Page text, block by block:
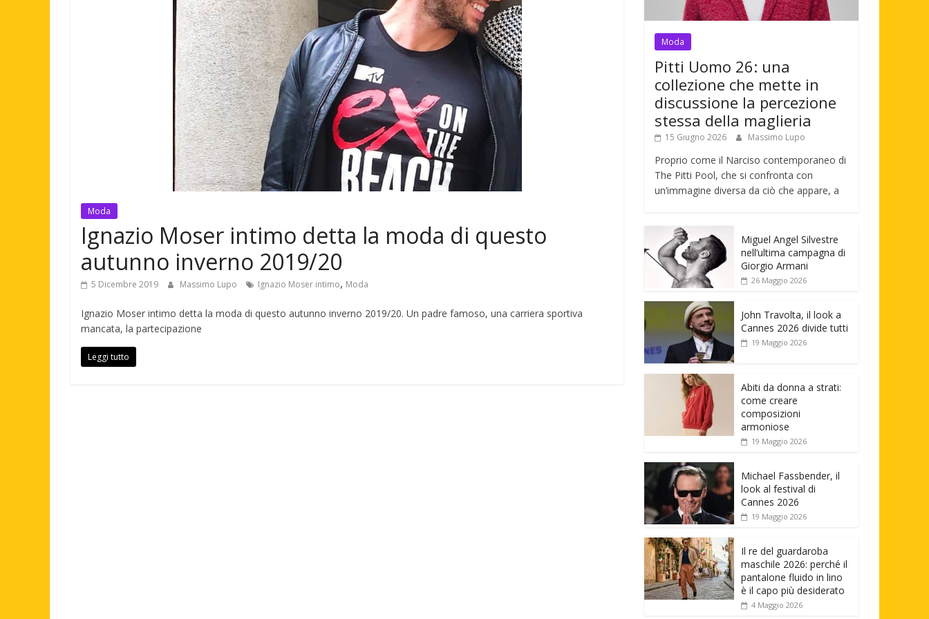
Moda
Ignazio Moser intimo detta la moda di questo
autunno inverno 2019/20
5 Dicembre 2019 Massimo Lupo Ignazio Moser intimo, Moda
Ignazio Moser intimo detta la moda di questo autunno inverno 2019/20. Un padre famoso, una carriera sportiva
mancata, la partecipazione
Leggi tutto
Moda
Pitti Uomo 26: una
collezione che mette in
discussione la percezione
stessa della maglieria
15 Giugno 2026 Massimo Lupo
Proprio come il Narciso contemporaneo di
The Pitti Pool, che si confronta con
un’immagine diversa da ciò che appare, a
Miguel Angel Silvestre
nell’ultima campagna di
Giorgio Armani
26 Maggio 2026
John Travolta, il look a
Cannes 2026 divide tutti
19 Maggio 2026
Abiti da donna a strati:
come creare
composizioni
armoniose
19 Maggio 2026
Michael Fassbender, il
look al festival di
Cannes 2026
19 Maggio 2026
Il re del guardaroba
maschile 2026: perché il
pantalone fluido in lino
è il capo più desiderato
4 Maggio 2026